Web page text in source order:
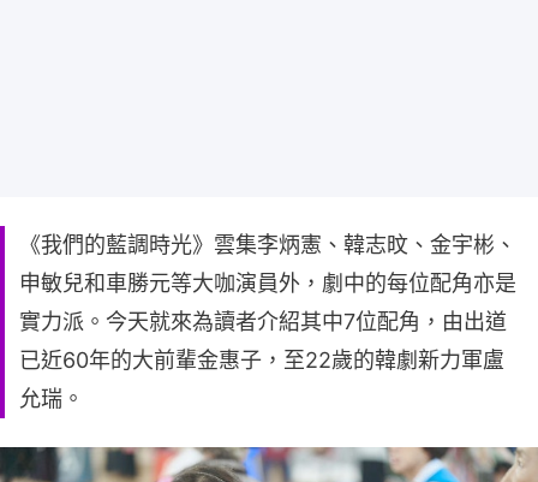
《我們的藍調時光》雲集李炳憲、韓志旼、金宇彬、
申敏兒和車勝元等大咖演員外，劇中的每位配角亦是
實力派。今天就來為讀者介紹其中7位配角，由出道
已近60年的大前輩金惠子，至22歲的韓劇新力軍盧
允瑞。